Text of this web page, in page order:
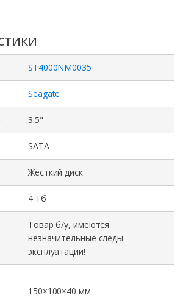
ST4000NM0035
Seagate
3.5"
SATA
Жесткий диск
4 Тб
Товар б/у, имеются
незначительные следы
эксплуатации!
150×100×40 мм